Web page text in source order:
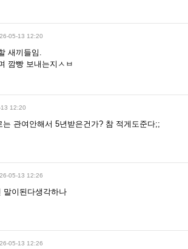
26-05-13 12:20
새끼들임.
깜빵 보내는지ㅅㅂ
12:20
는 관여안해서 5년받은건가? 참 적게도준다;;
26-05-13 12:26
말이된다생각하나
26-05-13 12:26